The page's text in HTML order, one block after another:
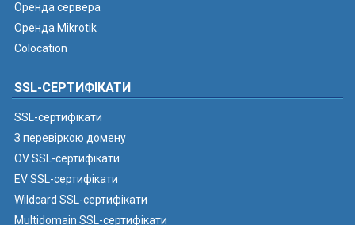
Оренда сервера
Оренда Mikrotik
Colocation
SSL-СЕРТИФІКАТИ
SSL-сертифікати
З перевіркою домену
OV SSL-сертифікати
EV SSL-сертифікати
Wildcard SSL-сертифікати
Multidomain SSL-сертифікати